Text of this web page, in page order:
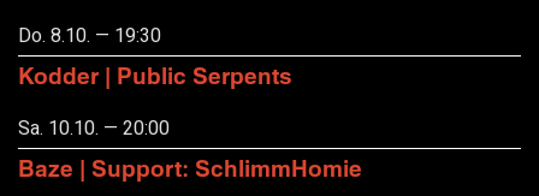
Do. 8.10. — 19:30
Kodder | Public Serpents
Sa. 10.10. — 20:00
Baze | Support: SchlimmHomie